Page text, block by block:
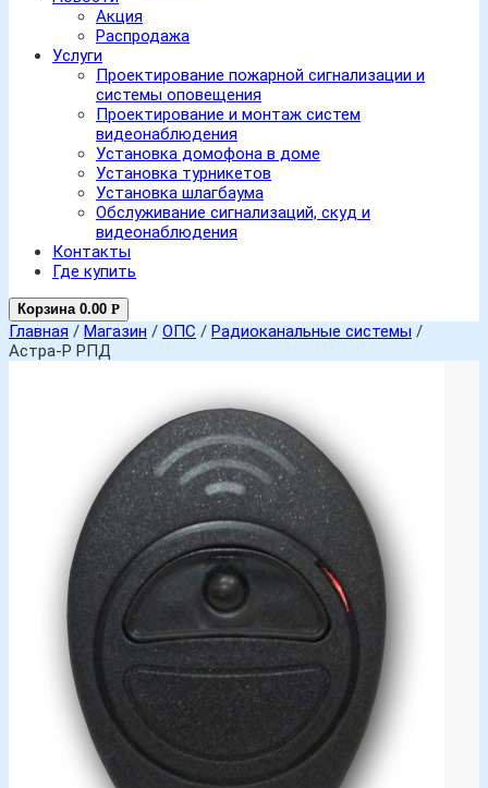
Акция
Распродажа
Услуги
Проектирование пожарной сигнализации и
системы оповещения
Проектирование и монтаж систем
видеонаблюдения
Установка домофона в доме
Установка турникетов
Установка шлагбаума
Обслуживание сигнализаций, скуд и
видеонаблюдения
Контакты
Где купить
Корзина 0.00 Р
Главная / Магазин / ОПС / Радиоканальные системы /
Астра-Р РПД